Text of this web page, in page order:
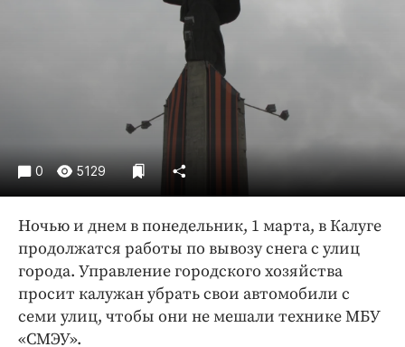
Происшествия
Экономика и бизнес
ПРОЕКТЫ
Блоги
Издания
Медиаперсона
Интересное чтиво
Клиника года
0 5129
Ночью и днем в понедельник, 1 марта, в Калуге
продолжатся работы по вывозу снега с улиц
города. Управление городского хозяйства
просит калужан убрать свои автомобили с
семи улиц, чтобы они не мешали технике МБУ
«СМЭУ».